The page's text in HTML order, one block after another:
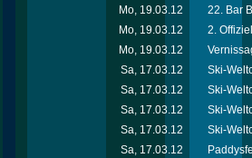
Mo, 19.03.12
22. Bar
Mo, 19.03.12
2.
Mo, 19.03.12
Sa, 17.03.12
Ski-
Sa, 17.03.12
Ski-
Sa, 17.03.12
Ski-
Sa, 17.03.12
Ski-
Sa, 17.03.12